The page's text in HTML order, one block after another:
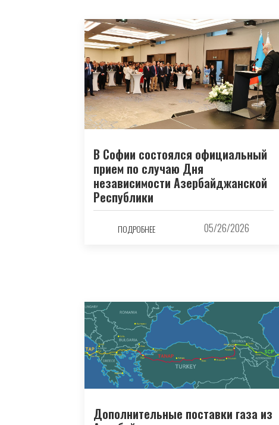
В Софии состоялся официальный
прием по случаю Дня
независимости Азербайджанской
Республики
ПОДРОБНЕЕ 05/26/2026
Дополнительные поставки газа из